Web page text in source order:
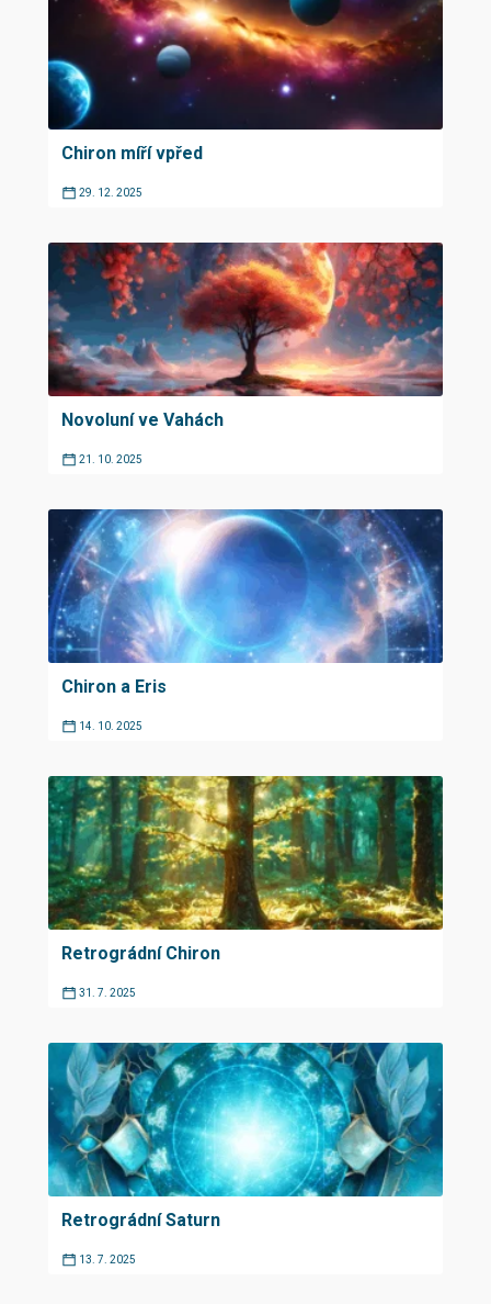
Chiron míří vpřed
29. 12. 2025
Novoluní ve Vahách
21. 10. 2025
Chiron a Eris
14. 10. 2025
Retrográdní Chiron
31. 7. 2025
Retrográdní Saturn
13. 7. 2025